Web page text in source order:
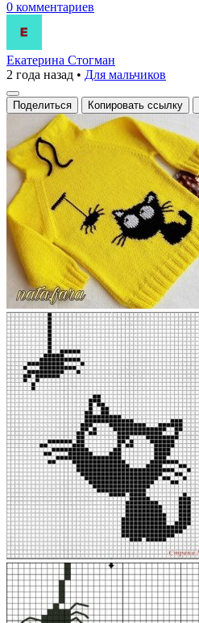
0 комментариев
Екатерина Стогман
2 года назад • Для мальчиков
Поделиться Копировать ссылку